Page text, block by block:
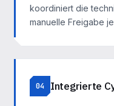
koordiniert die
manuelle Freigabe
04 Integrierte